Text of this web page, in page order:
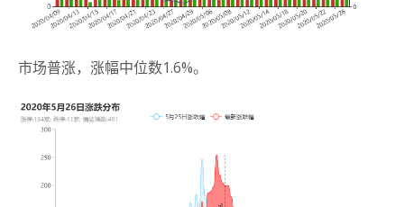
市场普涨，涨幅中位数1.6%。